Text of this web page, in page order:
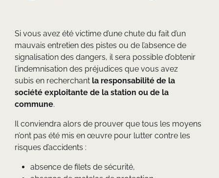
Si vous avez été victime d’une chute du fait d’un
mauvais entretien des pistes ou de l’absence de
signalisation des dangers, il sera possible d’obtenir
l’indemnisation des préjudices que vous avez
subis en recherchant la responsabilité de la
société exploitante de la station ou de la
commune.
Il conviendra alors de prouver que tous les moyens
n’ont pas été mis en œuvre pour lutter contre les
risques d’accidents :
absence de filets de sécurité,